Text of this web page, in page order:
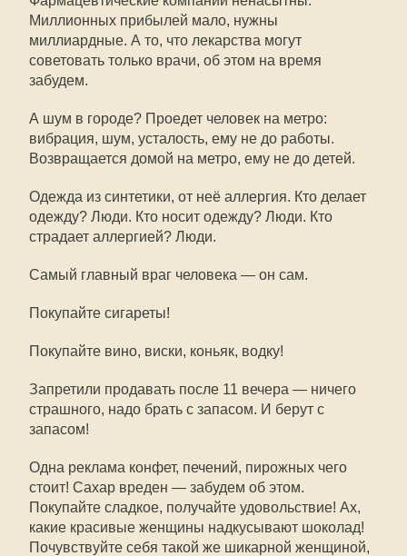
Миллионных прибылей мало, нужны
миллиардные. А то, что лекарства могут
советовать только врачи, об этом на время
забудем.
А шум в городе? Проедет человек на метро:
вибрация, шум, усталость, ему не до работы.
Возвращается домой на метро, ему не до детей.
Одежда из синтетики, от неё аллергия. Кто делает
одежду? Люди. Кто носит одежду? Люди. Кто
страдает аллергией? Люди.
Самый главный враг человека — он сам.
Покупайте сигареты!
Покупайте вино, виски, коньяк, водку!
Запретили продавать после 11 вечера — ничего
страшного, надо брать с запасом. И берут с
запасом!
Одна реклама конфет, печений, пирожных чего
стоит! Сахар вреден — забудем об этом.
Покупайте сладкое, получайте удовольствие! Ах,
какие красивые женщины надкусывают шоколад!
Почувствуйте себя такой же шикарной женщиной,